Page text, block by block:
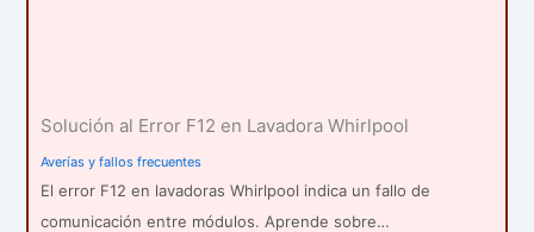
Solución al Error F12 en Lavadora Whirlpool
Averías y fallos frecuentes
El error F12 en lavadoras Whirlpool indica un fallo de
comunicación entre módulos. Aprende sobre…